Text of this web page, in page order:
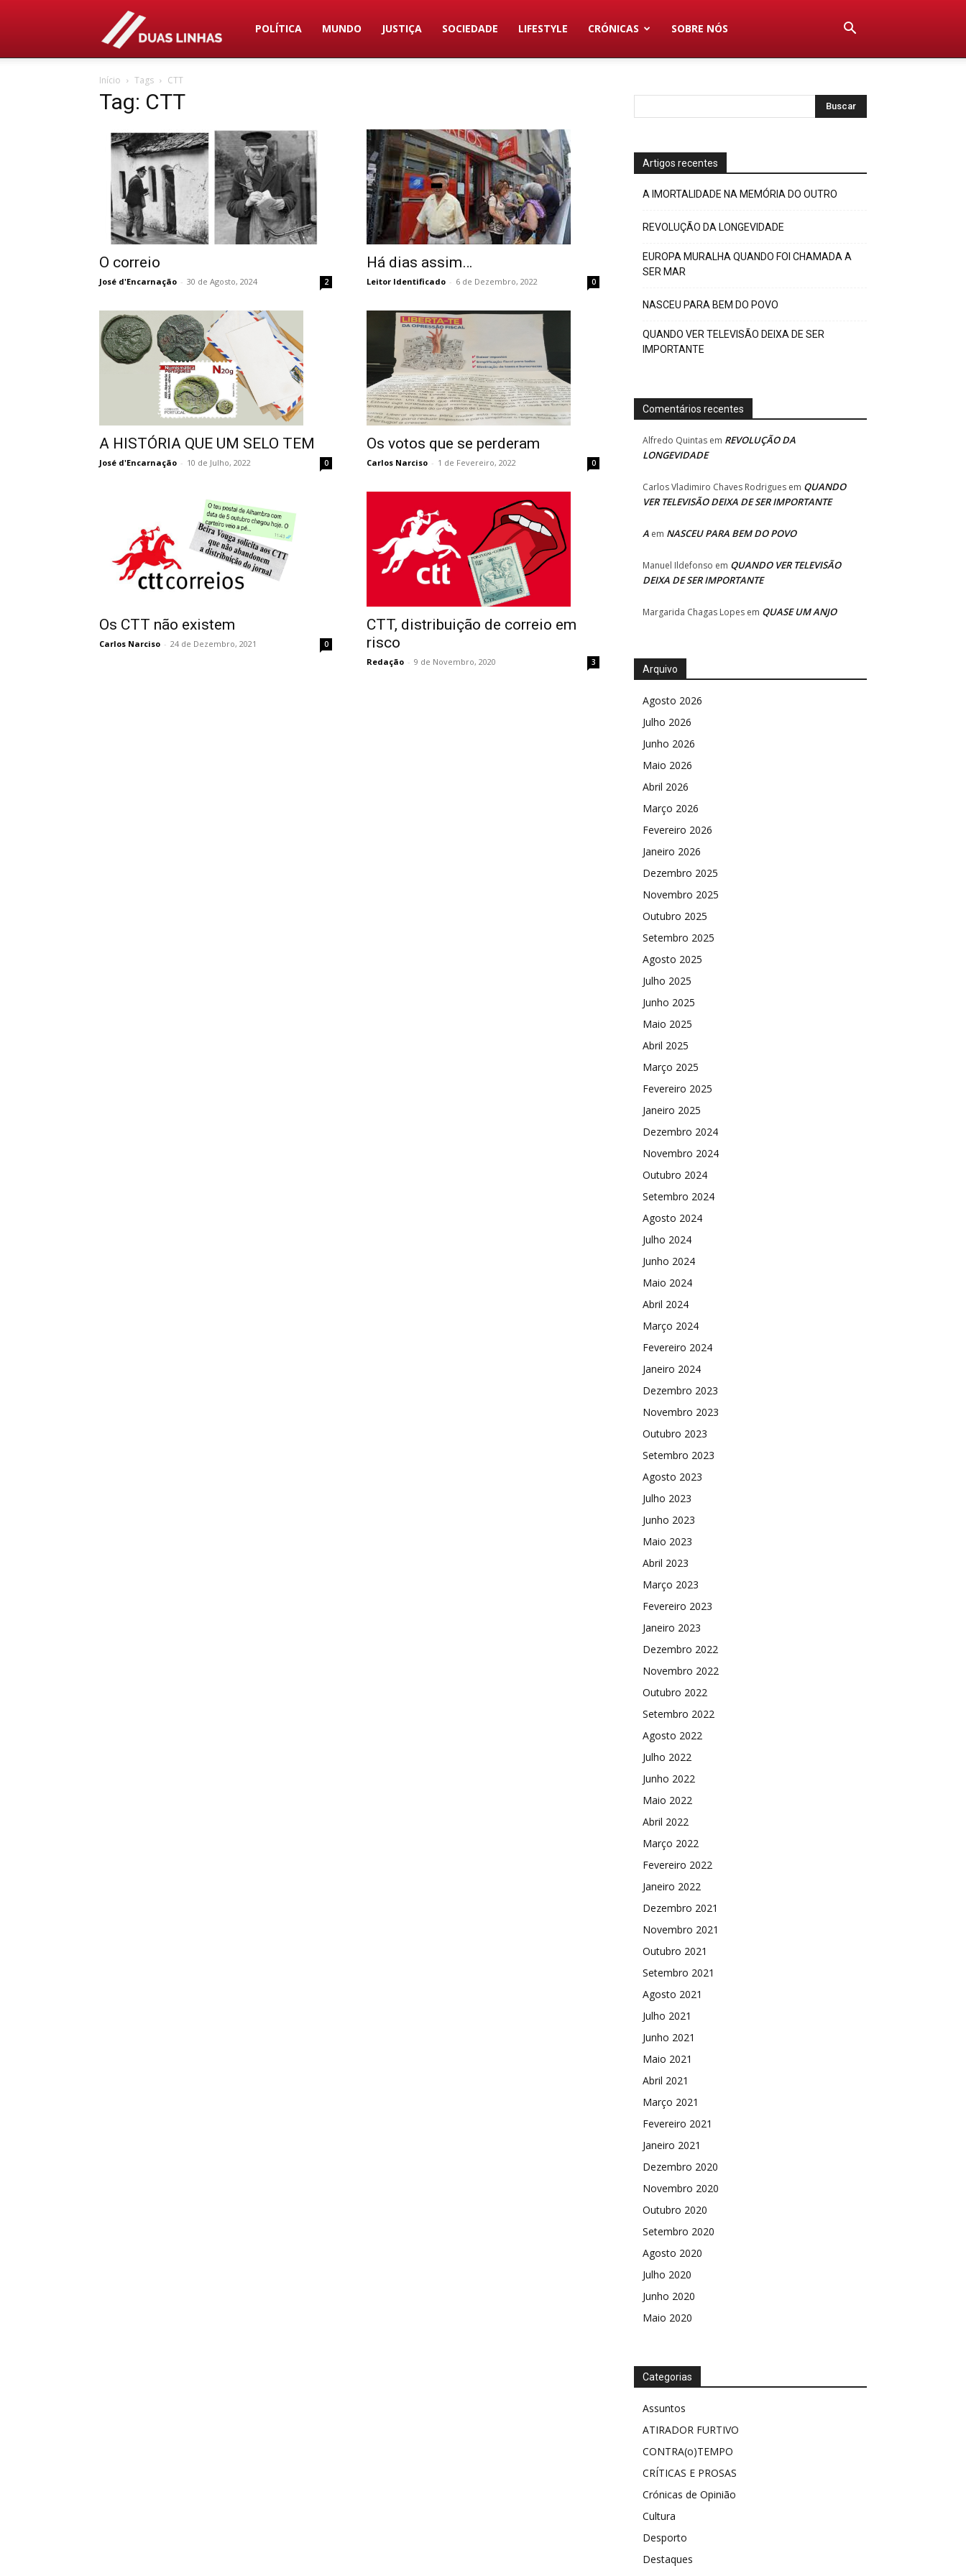
Duas
POLÍTICA MUNDO JUSTIÇA SOCIEDADE LIFESTYLE CRÓNICAS SOBRE NÓS
Início Tags CTT
Tag: CTT
O correio
José d'Encarnação - 30 de Agosto, 2024 2
Há dias assim…
Leitor Identificado - 6 de Dezembro, 2022 0
A HISTÓRIA QUE UM SELO TEM
José d'Encarnação - 10 de Julho, 2022 0
Os votos que se perderam
Carlos Narciso - 1 de Fevereiro, 2022 0
Os CTT não existem
Carlos Narciso - 24 de Dezembro, 2021 0
CTT, distribuição de correio em
risco
Redação - 9 de Novembro, 2020 3
Artigos recentes
A IMORTALIDADE NA MEMÓRIA DO OUTRO
REVOLUÇÃO DA LONGEVIDADE
EUROPA MURALHA QUANDO FOI CHAMADA A
SER MAR
NASCEU PARA BEM DO POVO
QUANDO VER TELEVISÃO DEIXA DE SER
IMPORTANTE
Comentários recentes
Alfredo Quintas em REVOLUÇÃO DA
LONGEVIDADE
Carlos Vladimiro Chaves Rodrigues em QUANDO
VER TELEVISÃO DEIXA DE SER IMPORTANTE
A em NASCEU PARA BEM DO POVO
Manuel Ildefonso em QUANDO VER TELEVISÃO
DEIXA DE SER IMPORTANTE
Margarida Chagas Lopes em QUASE UM ANJO
Arquivo
Agosto 2026
Julho 2026
Junho 2026
Maio 2026
Abril 2026
Março 2026
Fevereiro 2026
Janeiro 2026
Dezembro 2025
Novembro 2025
Outubro 2025
Setembro 2025
Agosto 2025
Julho 2025
Junho 2025
Maio 2025
Abril 2025
Março 2025
Fevereiro 2025
Janeiro 2025
Dezembro 2024
Novembro 2024
Outubro 2024
Setembro 2024
Agosto 2024
Julho 2024
Junho 2024
Maio 2024
Abril 2024
Março 2024
Fevereiro 2024
Janeiro 2024
Dezembro 2023
Novembro 2023
Outubro 2023
Setembro 2023
Agosto 2023
Julho 2023
Junho 2023
Maio 2023
Abril 2023
Março 2023
Fevereiro 2023
Janeiro 2023
Dezembro 2022
Novembro 2022
Outubro 2022
Setembro 2022
Agosto 2022
Julho 2022
Junho 2022
Maio 2022
Abril 2022
Março 2022
Fevereiro 2022
Janeiro 2022
Dezembro 2021
Novembro 2021
Outubro 2021
Setembro 2021
Agosto 2021
Julho 2021
Junho 2021
Maio 2021
Abril 2021
Março 2021
Fevereiro 2021
Janeiro 2021
Dezembro 2020
Novembro 2020
Outubro 2020
Setembro 2020
Agosto 2020
Julho 2020
Junho 2020
Maio 2020
Categorias
Assuntos
ATIRADOR FURTIVO
CONTRA(o)TEMPO
CRÍTICAS E PROSAS
Crónicas de Opinião
Cultura
Desporto
Destaques